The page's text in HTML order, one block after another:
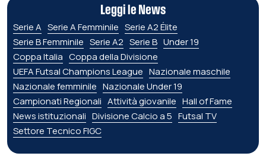
Leggi le News
Serie A Serie A Femminile Serie A2 Élite
Serie B Femminile Serie A2 Serie B Under 19
Coppa Italia Coppa della Divisione
UEFA Futsal Champions League Nazionale maschile
Nazionale femminile Nazionale Under 19
Campionati Regionali Attività giovanile Hall of Fame
News istituzionali Divisione Calcio a 5 Futsal TV
Settore Tecnico FIGC